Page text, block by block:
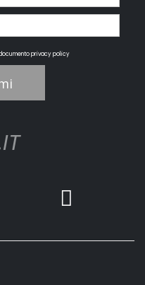
privacy policy